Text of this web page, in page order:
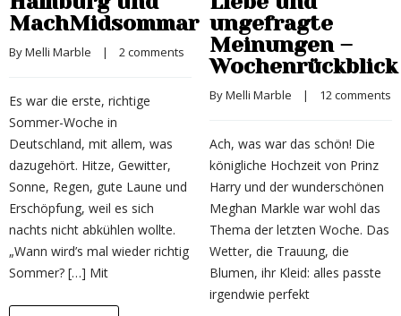
MachMidsommar
By Melli Marble
    |
2 comments
Es war die erste, richtige
Sommer-Woche in
Deutschland, mit allem, was
dazugehört. Hitze, Gewitter,
Sonne, Regen, gute Laune und
Erschöpfung, weil es sich
nachts nicht abkühlen wollte.
„Wann wird’s mal wieder richtig
Sommer? […] Mit
ungefragte
Meinungen –
Wochenrückblick
By Melli Marble
    |
12 comments
Ach, was war das schön! Die
königliche Hochzeit von Prinz
Harry und der wunderschönen
Meghan Markle war wohl das
Thema der letzten Woche. Das
Wetter, die Trauung, die
Blumen, ihr Kleid: alles passte
irgendwie perfekt